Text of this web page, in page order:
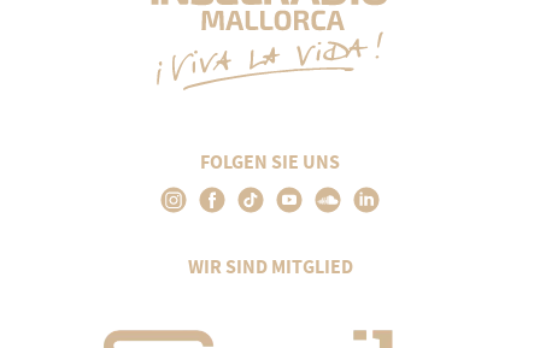
FOLGEN SIE UNS
WIR SIND MITGLIED